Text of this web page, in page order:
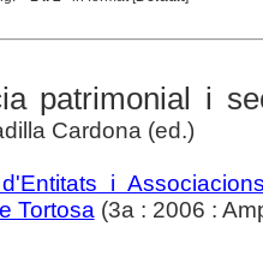
patrimonial i
Cardona (ed.)
i
Tortosa (3a : 2006 :